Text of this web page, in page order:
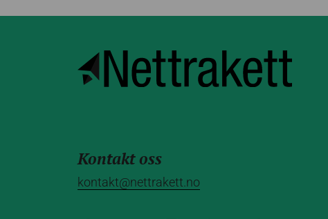
Kontakt oss
kontakt@nettrakett.no